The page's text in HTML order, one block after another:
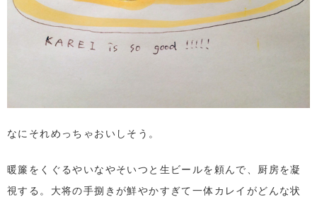
なにそれめっちゃおいしそう。
暖簾をくぐるやいなやそいつと生ビールを頼んで、厨房を凝
視する。大将の手捌きが鮮やかすぎて一体カレイがどんな状